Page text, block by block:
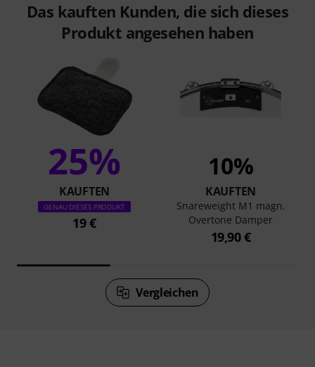
Das kauften Kunden, die sich dieses
Produkt angesehen haben
25%
KAUFTEN
GENAU DIESES PRODUKT
19 €
10%
KAUFTEN
Snareweight M1 magn.
Overtone Damper
19,90 €
Vergleichen